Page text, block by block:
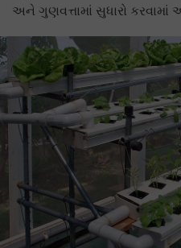
અને ગુણવત્તામાં સુધારો